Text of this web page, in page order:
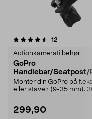
12
Actionkameratilbehør
GoPro
Handlebar/Seatpost/
Mount, rør/styrefeste.
Monter din GoPro på
eller staven (9-35 mm).
299,90
5.0 av 5 stjerner